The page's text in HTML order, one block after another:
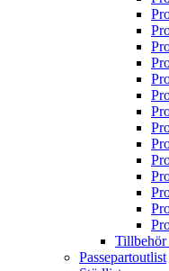
Passepartoutlist